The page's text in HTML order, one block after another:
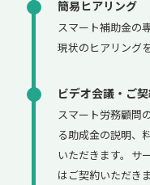
簡易ヒアリング
スマート補助金の
現状のヒアリング
ビデオ会議・ご
スマート労務顧問
る助成金の説明、
いただきます。サ
はご契約いただきま